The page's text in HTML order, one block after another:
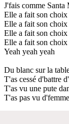
J'fais comme
Elle a fait son
Elle a fait son
Elle a fait son
Elle a fait son
Yeah yeah yeah
Du blanc sur la
T'as cessé d'battre
T'as vu une pute
T'as pas vu